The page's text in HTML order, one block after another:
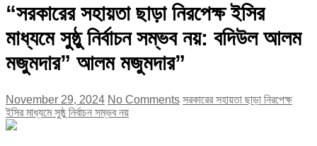
“সরকারের সহায়তা ছাড়া নিরপেক্ষ ইসির
মাধ্যমে সুষ্ঠু নির্বাচন সম্ভব নয়: বদিউল আলম
মজুমদার” আলম মজুমদার”
November 29, 2024 No Comments সরকারের সহায়তা ছাড়া নিরপেক্ষ
ইসির মাধ্যমে সুষ্ঠু নির্বাচন সম্ভব নয়